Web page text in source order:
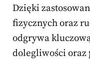
Dzięki
fizycznych oraz
odgrywa
dolegliwości oraz